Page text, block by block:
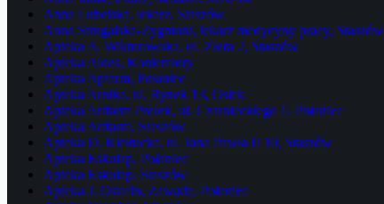
Anna Lubelska, lekarz, Staszów
Anna Strugalska-Zygmunt, lekarz medycyny pracy, Staszów
Apteka A. Wiktorowska, ul. Złota 2, Staszów
Apteka Aloes, Koniemłoty
Apteka Apfarm, Połaniec
Apteka Arnika, ul. Rynek 13, Osiek
Apteka Artfarm Prolek, ul. Czarnieckiego 1, Połaniec
Apteka Artfarm, Staszów
Apteka D. Kiełtucka, ul. Jana Pawła II 10, Staszów
Apteka Eskulap, Połaniec
Apteka Eskulap, Staszów
Apteka J. Ostafin, Zawada, Połaniec